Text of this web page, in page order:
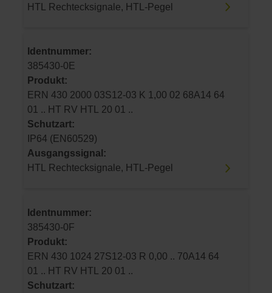
HTL Rechtecksignale, HTL-Pegel
Identnummer:
385430-0E
Produkt:
ERN 430 2000 03S12-03 K 1,00 02 68A14 64
01 .. HT RV HTL 20 01 ..
Schutzart:
IP64 (EN60529)
Ausgangssignal:
HTL Rechtecksignale, HTL-Pegel
Identnummer:
385430-0F
Produkt:
ERN 430 1024 27S12-03 R 0,00 .. 70A14 64
01 .. HT RV HTL 20 01 ..
Schutzart: